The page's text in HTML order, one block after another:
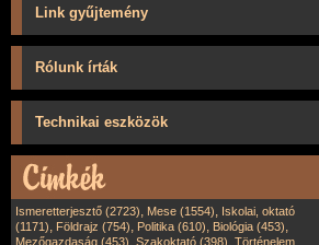
Link gyűjtemény
Rólunk írták
Technikai eszközök
Ismeretterjesztő (2723), Mese (1554), Iskolai, oktató
(1171), Földrajz (754), Politika (610), Biológia (453),
Mezőgazdaság (453), Szakoktató (398), Történelem